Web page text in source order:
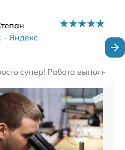
– Яндекс
супер! Работа